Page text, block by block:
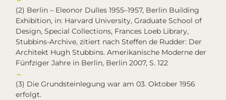
(2) Berlin – Eleonor Dulles 1955–1957, Berlin Building
Exhibition, in: Harvard University, Graduate School of
Design, Special Collections, Frances Loeb Library,
Stubbins-Archive, zitiert nach Steffen de Rudder: Der
Architekt Hugh Stubbins. Amerikanische Moderne der
Fünfziger Jahre in Berlin, Berlin 2007, S. 122
←
(3) Die Grundsteinlegung war am 03. Oktober 1956
erfolgt.